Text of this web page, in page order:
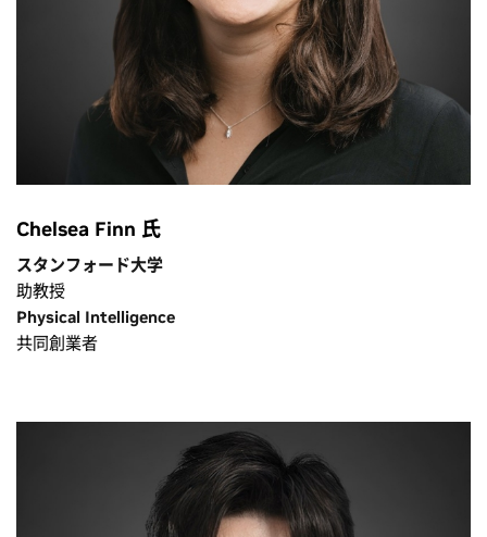
Chelsea Finn 氏
スタンフォード大学
助教授
Physical Intelligence
共同創業者